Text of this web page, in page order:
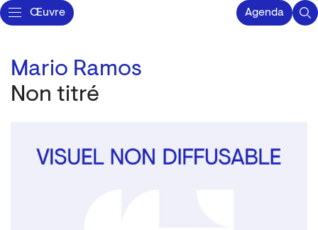
Œuvre Agenda
Mario Ramos
Non titré